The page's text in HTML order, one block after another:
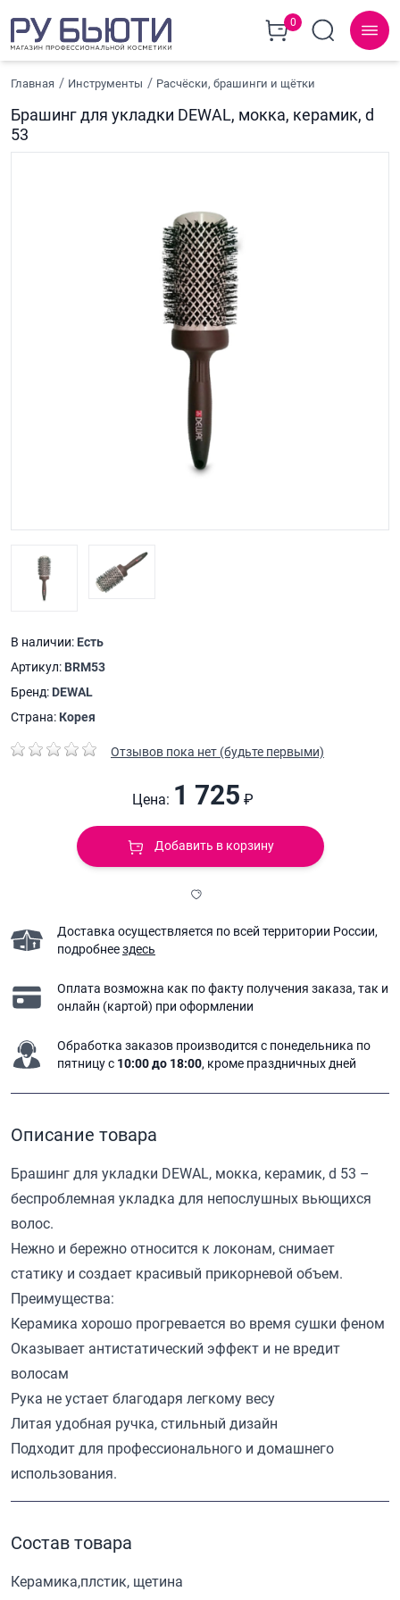
0
Главная Инструменты Расчёски, брашинги и щётки
Брашинг для укладки DEWAL, мокка, керамик, d
53
В наличии: Есть
Артикул: BRM53
Бренд: DEWAL
Страна: Корея
Отзывов пока нет (будьте первыми)
Цена: 1 725 ₽
Добавить в корзину
Доставка осуществляется по всей территории России,
подробнеездесь
Оплата возможна как по факту получения заказа, так и
онлайн (картой) при оформлении
Обработка заказов производится с понедельника по
пятницу с 10:00 до 18:00, кроме праздничных дней
Описание товара
Брашинг для укладки DEWAL, мокка, керамик, d 53 –
беспроблемная укладка для непослушных вьющихся
волос.
Нежно и бережно относится к локонам, снимает
статику и создает красивый прикорневой объем.
Преимущества:
Керамика хорошо прогревается во время сушки феном
Оказывает антистатический эффект и не вредит
волосам
Рука не устает благодаря легкому весу
Литая удобная ручка, стильный дизайн
Подходит для профессионального и домашнего
использования.
Состав товара
Керамика,плстик, щетина